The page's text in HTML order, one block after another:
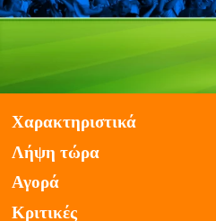
Χαρακτηριστικά
Λήψη τώρα
Αγορά
Κριτικές
αποτελέσματα, αλλά